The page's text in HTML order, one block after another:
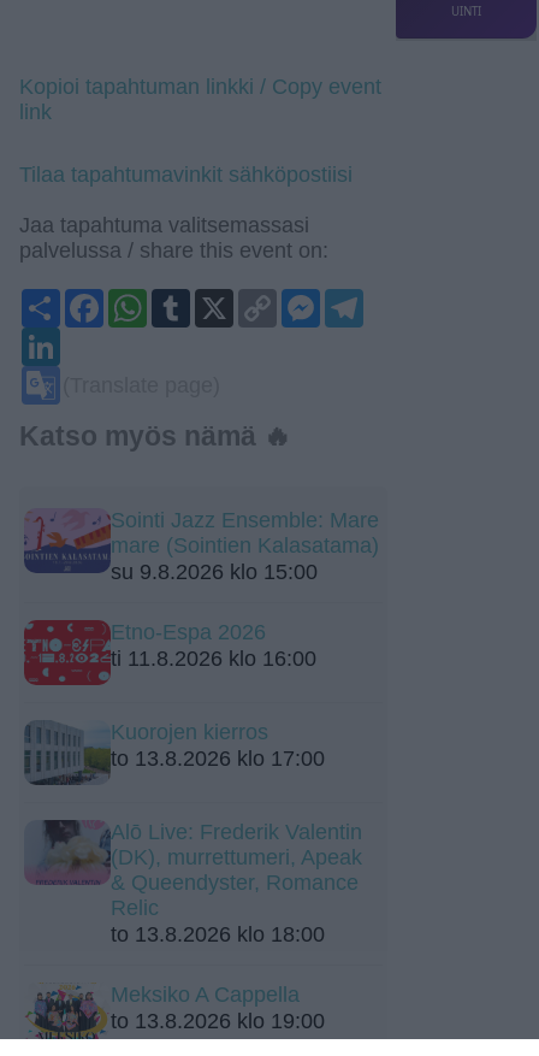
Kopioi tapahtuman linkki / Copy event
link
Tilaa tapahtumavinkit sähköpostiisi
Jaa tapahtuma valitsemassasi
palvelussa / share this event on:
ShareFacebookWhatsApp
Tumblr
X
Copy
Link
Messenger
Katso myös nämä 🔥
Sointi Jazz Ensemble: Mare
mare (Sointien Kalasatama)
su 9.8.2026 klo 15:00
Etno-Espa 2026
ti 11.8.2026 klo 16:00
Kuorojen kierros
to 13.8.2026 klo 17:00
Alō Live: Frederik Valentin
(DK), murrettumeri, Apeak
& Queendyster, Romance
Relic
to 13.8.2026 klo 18:00
Meksiko A Cappella
to 13.8.2026 klo 19:00
UINTI